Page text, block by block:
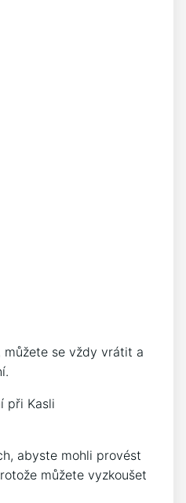
můžete se vždy vrátit a
při Kasli
abyste mohli provést
můžete vyzkoušet